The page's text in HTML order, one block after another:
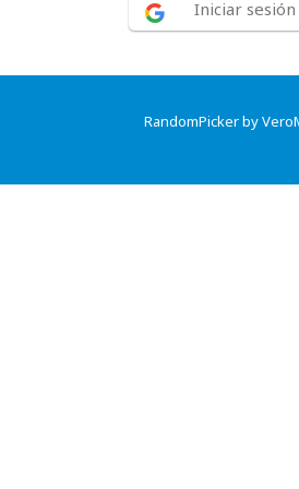
Iniciar
RandomPicker by